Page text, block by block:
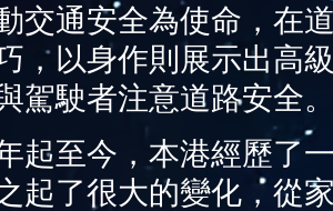
交通安全為使命，在
，以身作則展示出高
駕駛者注意道路安全
至今，本港經歷了一
起了很大的變化，從